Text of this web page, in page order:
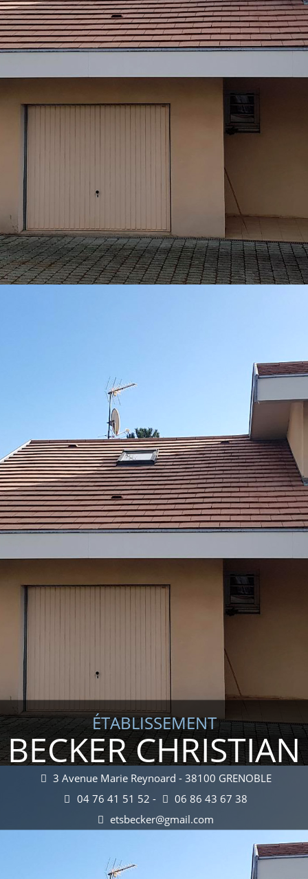
ÉTABLISSEMENT
BECKER CHRISTIAN
3 Avenue Marie Reynoard - 38100 GRENOBLE
04 76 41 51 52 -
06 86 43 67 38
etsbecker@gmail.com